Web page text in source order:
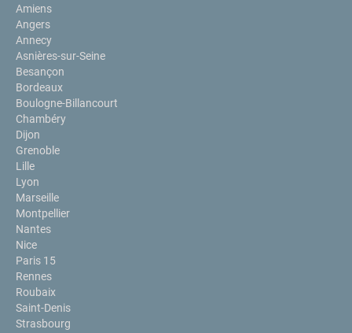
Amiens
Angers
Annecy
Asnières-sur-Seine
Besançon
Bordeaux
Boulogne-Billancourt
Chambéry
Dijon
Grenoble
Lille
Lyon
Marseille
Montpellier
Nantes
Nice
Paris 15
Rennes
Roubaix
Saint-Denis
Strasbourg